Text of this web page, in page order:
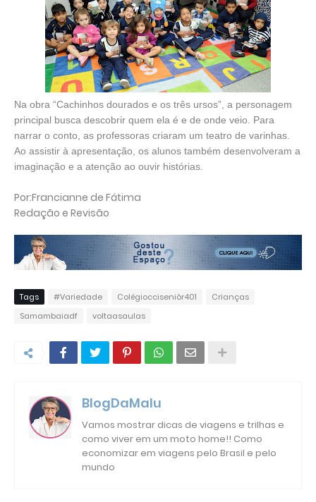
Na obra “Cachinhos dourados e os três ursos”, a personagem
principal busca descobrir quem ela é e de onde veio. Para
narrar o conto, as professoras criaram um teatro de varinhas.
Ao assistir à apresentação, os alunos também desenvolveram a
imaginação e a atenção ao ouvir histórias.
Por:Francianne de Fátima
Redação e Revisão
Tags #Variedade Colégiocciseniôr401
Crianças
Samambaiadf
voltaasaulas
BlogDaMalu
Vamos mostrar dicas de viagens e trilhas e
como viver em um moto home!! Como
economizar em viagens pelo Brasil e pelo
mundo